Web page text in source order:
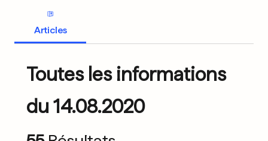
Articles
Toutes les informations
du 14.08.2020